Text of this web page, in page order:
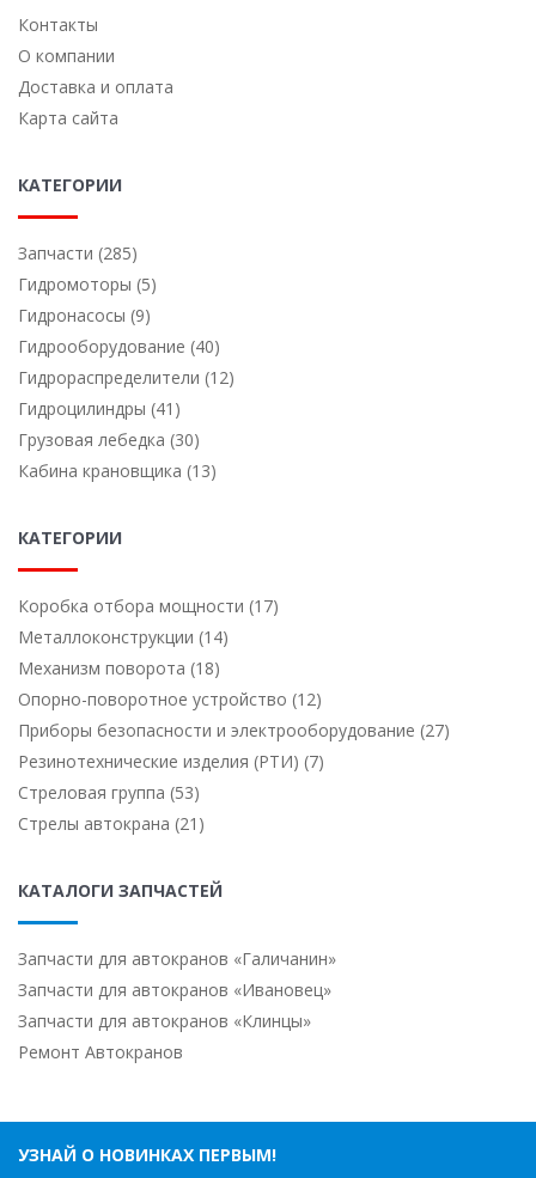
Контакты
О компании
Доставка и оплата
Карта сайта
КАТЕГОРИИ
Запчасти (285)
Гидромоторы (5)
Гидронасосы (9)
Гидрооборудование (40)
Гидрораспределители (12)
Гидроцилиндры (41)
Грузовая лебедка (30)
Кабина крановщика (13)
КАТЕГОРИИ
Коробка отбора мощности (17)
Металлоконструкции (14)
Механизм поворота (18)
Опорно-поворотное устройство (12)
Приборы безопасности и электрооборудование (27)
Резинотехнические изделия (РТИ) (7)
Стреловая группа (53)
Стрелы автокрана (21)
КАТАЛОГИ ЗАПЧАСТЕЙ
Запчасти для автокранов «Галичанин»
Запчасти для автокранов «Ивановец»
Запчасти для автокранов «Клинцы»
Ремонт Автокранов
УЗНАЙ О НОВИНКАХ ПЕРВЫМ!